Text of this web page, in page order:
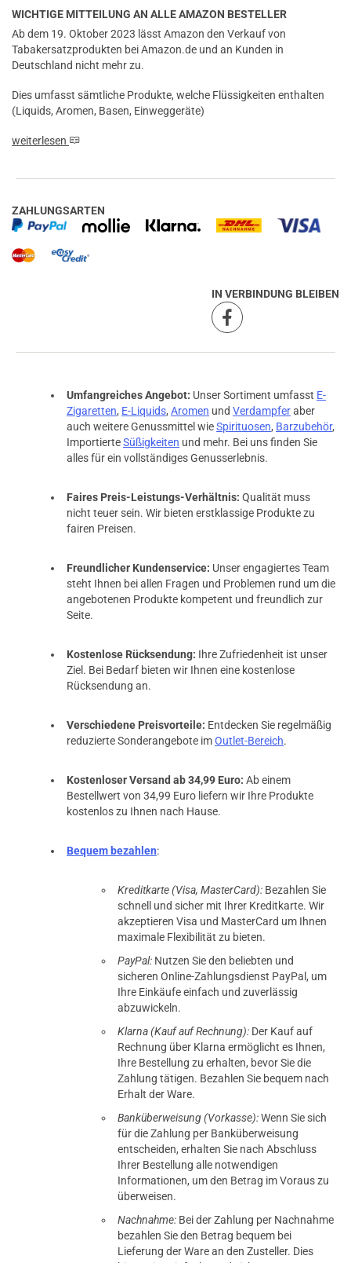
WICHTIGE MITTEILUNG AN ALLE AMAZON BESTELLER
Ab dem 19. Oktober 2023 lässt Amazon den Verkauf von
Tabakersatzprodukten bei Amazon.de und an Kunden in
Deutschland nicht mehr zu.
Dies umfasst sämtliche Produkte, welche Flüssigkeiten enthalten
(Liquids, Aromen, Basen, Einweggeräte)
weiterlesen
ZAHLUNGSARTEN
IN VERBINDUNG BLEIBEN
Umfangreiches Angebot: Unser Sortiment umfasst E-
Zigaretten, E-Liquids, Aromen und Verdampferaber
auch weitere Genussmittel wieSpirituosen, Barzubehör,
ImportierteSüßigkeiten und mehr. Bei uns finden Sie
alles für ein vollständiges Genusserlebnis.
Faires Preis-Leistungs-Verhältnis: Qualität muss
nicht teuer sein. Wir bieten erstklassige Produkte zu
fairen Preisen.
Freundlicher Kundenservice: Unser engagiertes Team
steht Ihnen bei allen Fragen und Problemen rund um die
angebotenen Produkte kompetent und freundlich zur
Seite.
Kostenlose Rücksendung: Ihre Zufriedenheit ist unser
Ziel. Bei Bedarf bieten wir Ihnen eine kostenlose
Rücksendung an.
Verschiedene Preisvorteile: Entdecken Sie regelmäßig
reduzierte Sonderangebote imOutlet-Bereich.
Kostenloser Versand ab 34,99 Euro: Ab einem
Bestellwert von 34,99 Euro liefern wir Ihre Produkte
kostenlos zu Ihnen nach Hause.
Bequem bezahlen:
Kreditkarte (Visa, MasterCard): Bezahlen Sie
schnell und sicher mit Ihrer Kreditkarte. Wir
akzeptieren Visa und MasterCard um Ihnen
maximale Flexibilität zu bieten.
PayPal: Nutzen Sie den beliebten und
sicheren Online-Zahlungsdienst PayPal, um
Ihre Einkäufe einfach und zuverlässig
abzuwickeln.
Klarna (Kauf auf Rechnung): Der Kauf auf
Rechnung über Klarna ermöglicht es Ihnen,
Ihre Bestellung zu erhalten, bevor Sie die
Zahlung tätigen. Bezahlen Sie bequem nach
Erhalt der Ware.
Banküberweisung (Vorkasse):Wenn Sie sich
für die Zahlung per Banküberweisung
entscheiden, erhalten Sie nach Abschluss
Ihrer Bestellung alle notwendigen
Informationen, um den Betrag im Voraus zu
überweisen.
Nachnahme: Bei der Zahlung per Nachnahme
bezahlen Sie den Betrag bequem bei
Lieferung der Ware an den Zusteller. Dies